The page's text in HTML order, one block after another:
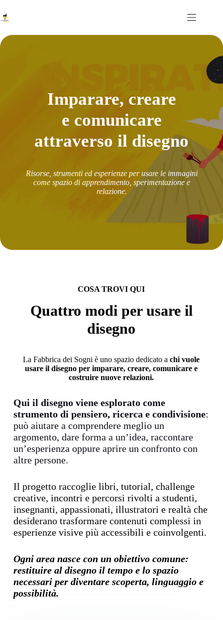
al
contenuto
Imparare, creare
e comunicare
attraverso il disegno
Risorse, strumenti ed esperienze per usare le immagini
come spazio di apprendimento, sperimentazione e
relazione.
COSA TROVI QUI
Quattro modi per usare il
disegno
La Fabbrica dei Sogni è uno spazio dedicato achi vuole
usare il disegno per imparare, creare, comunicare e
costruire nuove relazioni.
Qui il disegno viene esplorato come
strumento di pensiero, ricerca e condivisione:
può aiutare a comprendere meglio un
argomento, dare forma a un’idea, raccontare
un’esperienza oppure aprire un confronto con
altre persone.
Il progetto raccoglie libri, tutorial, challenge
creative, incontri e percorsi rivolti a studenti,
insegnanti, appassionati, illustratori e realtà che
desiderano trasformare contenuti complessi in
esperienze visive più accessibili e coinvolgenti.
Ogni area nasce con un obiettivo comune:
restituire al disegno il tempo e lo spazio
necessari per diventare scoperta, linguaggio e
possibilità.